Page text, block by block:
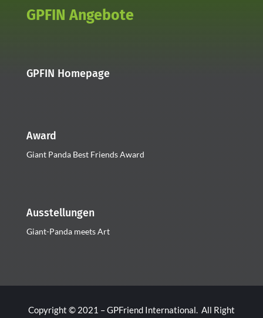
GPFIN Angebote
GPFIN Homepage
Award
Giant Panda Best Friends Award
Ausstellungen
Giant-Panda meets Art
Copyright © 2021 – GPFriend International. All Right